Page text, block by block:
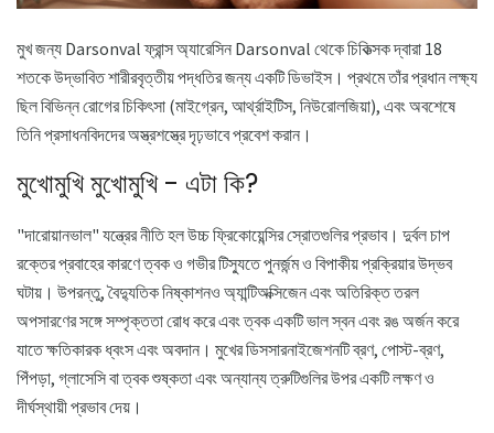
মুখ জন্য Darsonval ফ্রান্স অ্যারেসিন Darsonval থেকে চিকিত্সক দ্বারা 18
শতকে উদ্ভাবিত শারীরবৃত্তীয় পদ্ধতির জন্য একটি ডিভাইস। প্রথমে তাঁর প্রধান লক্ষ্য
ছিল বিভিন্ন রোগের চিকিৎসা (মাইগ্রেন, আর্থ্রাইটিস, নিউরোলজিয়া), এবং অবশেষে
তিনি প্রসাধনবিদদের অস্ত্রশস্ত্রে দৃঢ়ভাবে প্রবেশ করান।
মুখোমুখি মুখোমুখি - এটা কি?
"দারোয়ানভাল" যন্ত্রের নীতি হল উচ্চ ফ্রিকোয়েন্সির স্রোতগুলির প্রভাব। দুর্বল চাপ
রক্তের প্রবাহের কারণে ত্বক ও গভীর টিস্যুতে পুনর্জন্ম ও বিপাকীয় প্রক্রিয়ার উদ্ভব
ঘটায়। উপরন্তু, বৈদ্যুতিক নিষ্কাশনও অ্যান্টিঅক্সিজেন এবং অতিরিক্ত তরল
অপসারণের সঙ্গে সম্পৃক্ততা রোধ করে এবং ত্বক একটি ভাল স্বন এবং রঙ অর্জন করে
যাতে ক্ষতিকারক ধ্বংস এবং অবদান। মুখের ডিসসারনাইজেশনটি ব্রণ, পোস্ট-ব্রণ,
পিঁপড়া, গ্লাসেসি বা ত্বক শুষ্কতা এবং অন্যান্য ত্রুটিগুলির উপর একটি লক্ষণ ও
দীর্ঘস্থায়ী প্রভাব দেয়।